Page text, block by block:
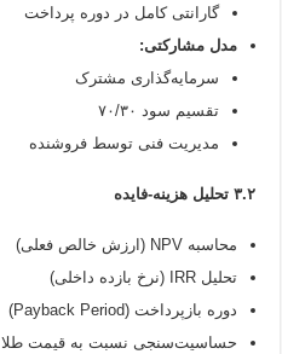
گارانتی کامل در دوره پرداخت
مدل مشارکتی:
سرمایه‌گذاری مشترک
تقسیم سود ۷۰/۳۰
مدیریت فنی توسط فروشنده
۳.۲ تحلیل هزینه-فایده
محاسبه NPV (ارزش خالص فعلی)
تحلیل IRR (نرخ بازده داخلی)
دوره بازپرداخت (Payback Period)
حساسیت‌سنجی نسبت به قیمت طلا